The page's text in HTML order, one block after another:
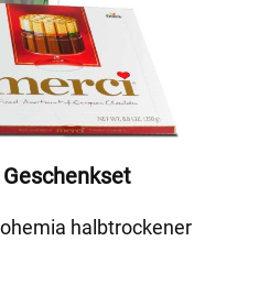
halbtrockener